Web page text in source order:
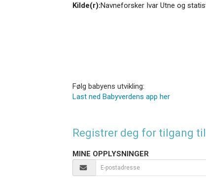
Kilde(r):Navneforsker Ivar Utne og
Følg babyens utvikling:
Last ned Babyverdens app her
Registrer deg for tilgang til
MINE OPPLYSNINGER